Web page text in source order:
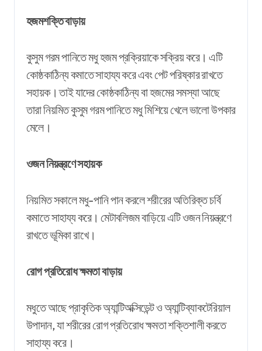
হজমশক্তি বাড়ায়
কুসুম গরম পানিতে মধু হজম প্রক্রিয়াকে সক্রিয় করে। এটি
কোষ্ঠকাঠিন্য কমাতে সাহায্য করে এবং পেট পরিষ্কার রাখতে
সহায়ক। তাই যাদের কোষ্ঠকাঠিন্য বা হজমের সমস্যা আছে
তারা নিয়মিত কুসুম গরম পানিতে মধু মিশিয়ে খেলে ভালো উপকার
মেলে।
ওজন নিয়ন্ত্রণে সহায়ক
নিয়মিত সকালে মধু-পানি পান করলে শরীরের অতিরিক্ত চর্বি
কমাতে সাহায্য করে। মেটাবলিজম বাড়িয়ে এটি ওজন নিয়ন্ত্রণে
রাখতে ভূমিকা রাখে।
রোগ প্রতিরোধ ক্ষমতা বাড়ায়
মধুতে আছে প্রাকৃতিক অ্যান্টিঅক্সিডেন্ট ও অ্যান্টিব্যাকটেরিয়াল
উপাদান, যা শরীরের রোগ প্রতিরোধ ক্ষমতা শক্তিশালী করতে
সাহায্য করে।